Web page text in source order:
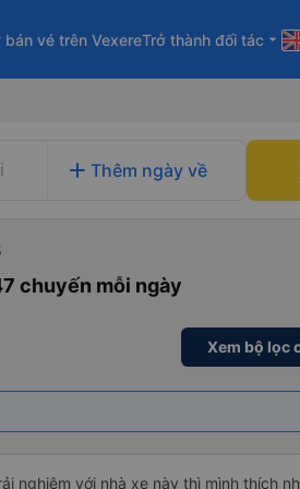
bán vé trên VexereTrở thành đối tác arrow_drop_down
add Thêm ngày về
chuyến mỗi ngày
Xem bộ lọc
nghiệm với nhà xe này thì mình thích